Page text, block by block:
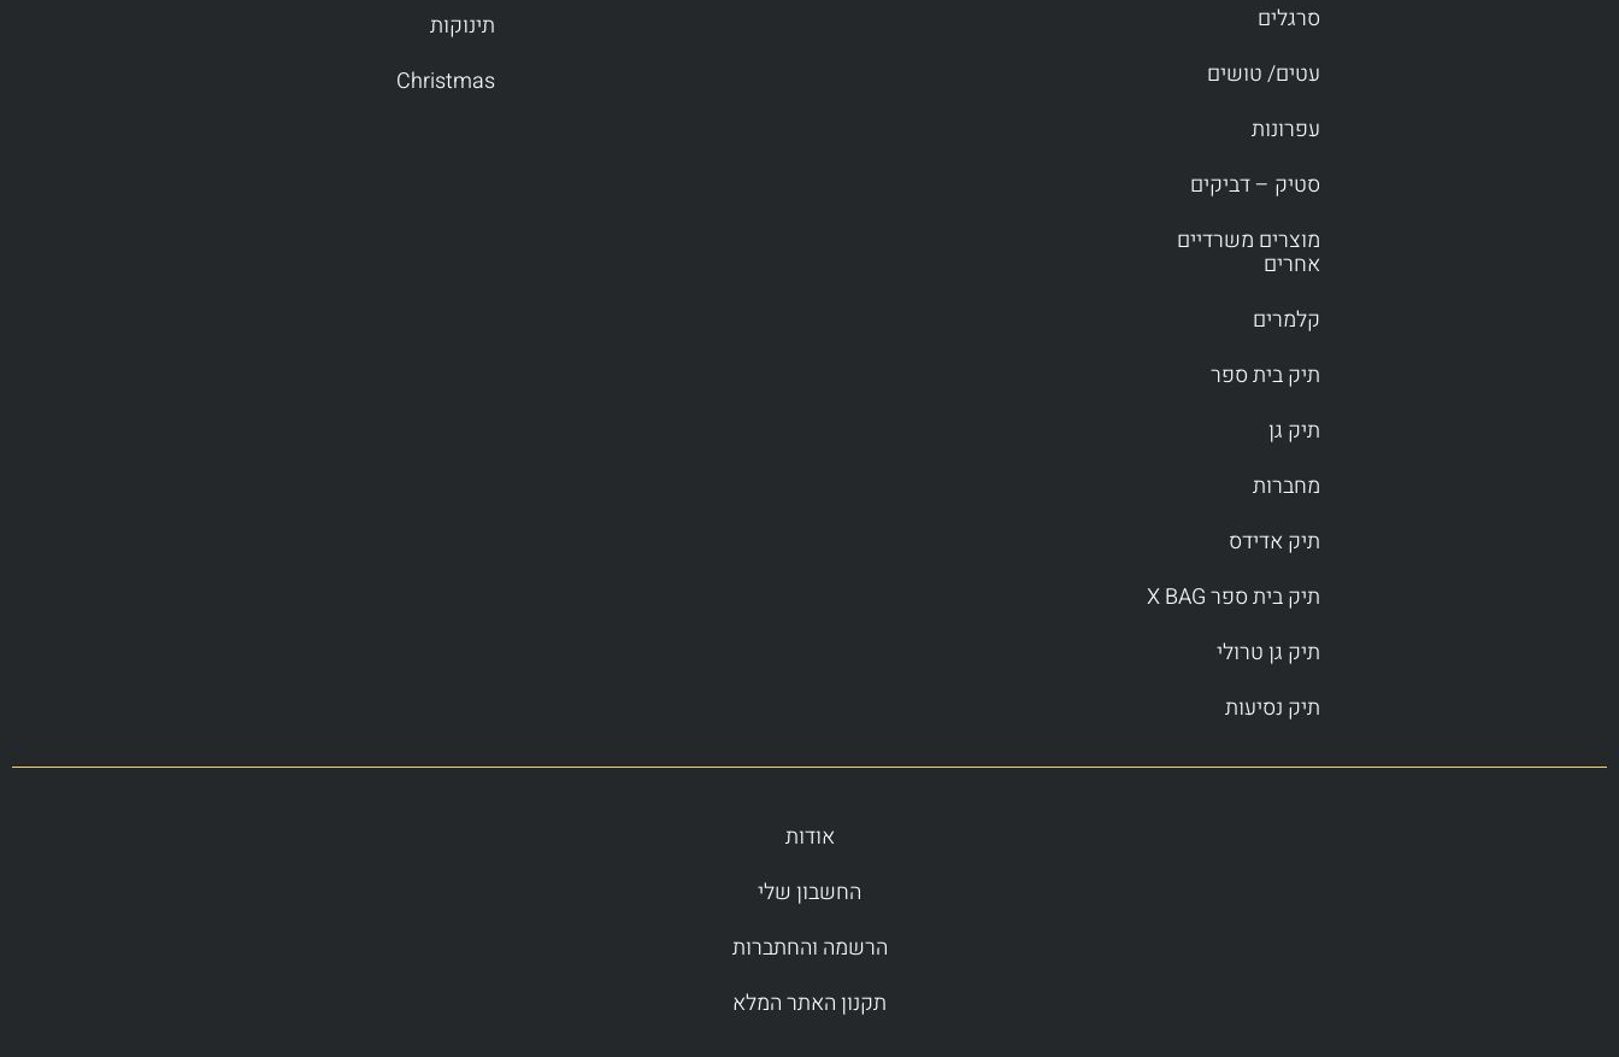
סרגלים
עטים/ טושים
עפרונות
סטיק – דביקים
מוצרים משרדיים
אחרים
קלמרים
תיק בית ספר
תיק גן
מחברות
תיק אדידס
תיק בית ספר X BAG
תיק גן טרולי
תיק נסיעות
תינוקות
Christmas
אודות
החשבון שלי
הרשמה והחתברות
תקנון האתר המלא